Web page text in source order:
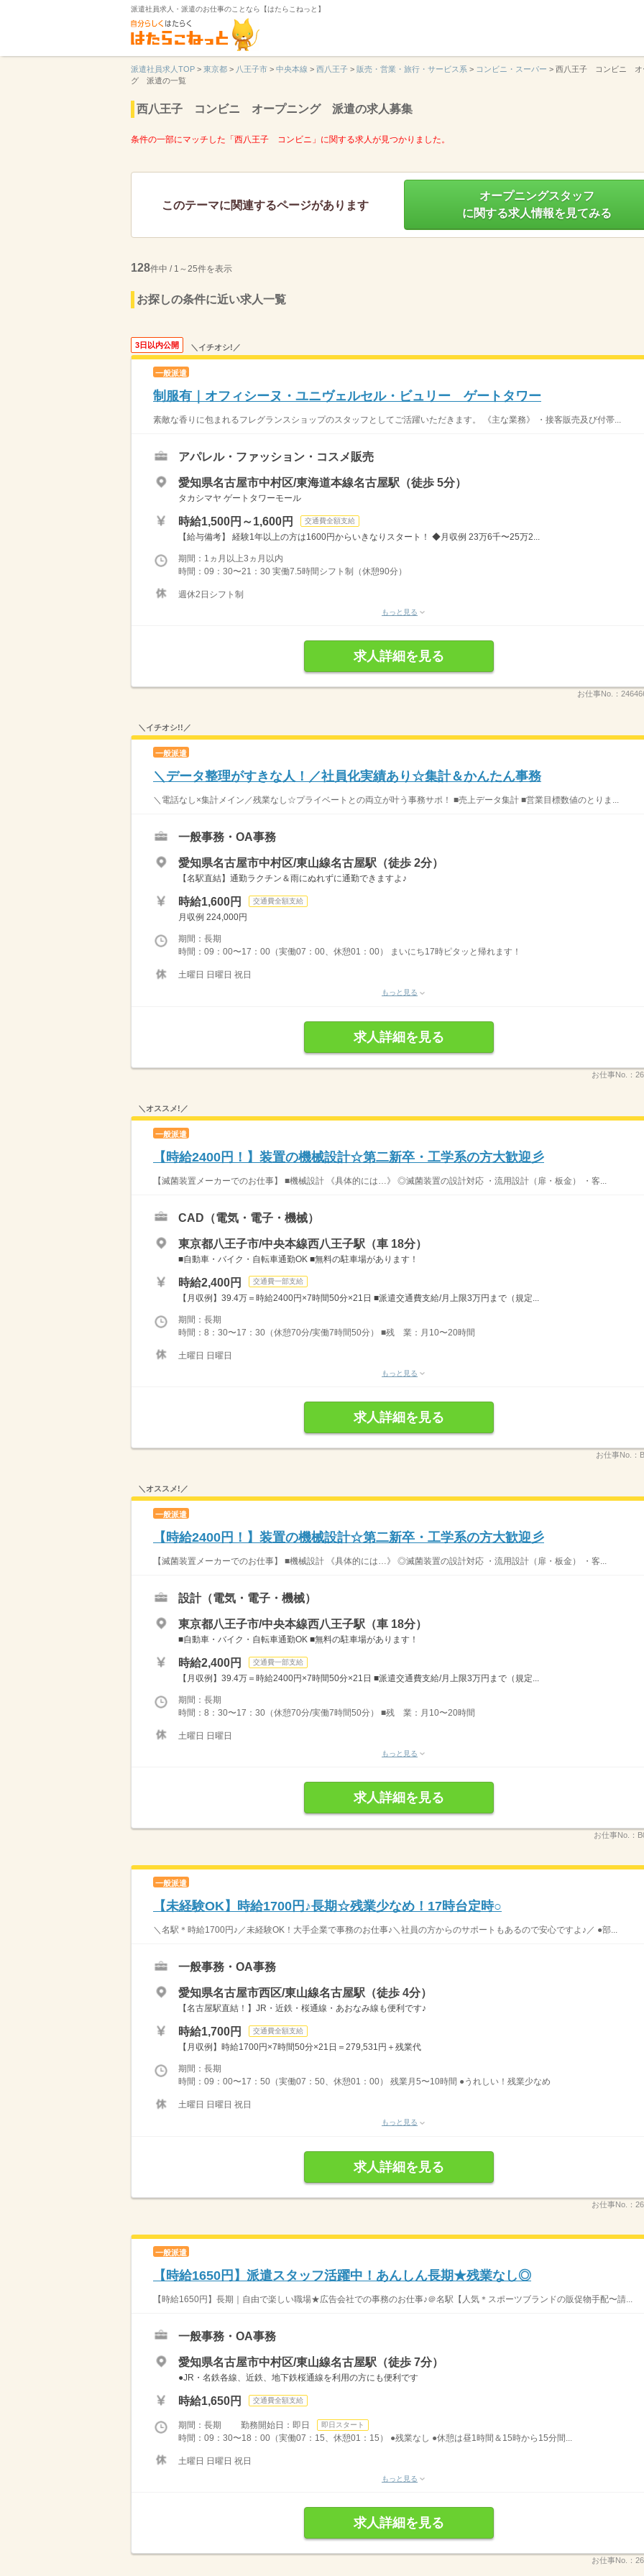
派遣社員求人・派遣のお仕事のことなら【はたらこねっと】
派遣社員求人TOP > 東京都 > 八王子市 > 中央本線 > 西八王子 > 販売・営業・旅行・サービス系 > コンビニ・スーパー > 西八王子 コンビニ オ
グ 派遣の一覧
西八王子 コンビニ オープニング 派遣の求人募集
条件の一部にマッチした「西八王子 コンビニ」に関する求人が見つかりました。
このテーマに関連するページがあります
オープニングスタッフ
に関する求人情報を見てみる
128件中 / 1～25件を表示
お探しの条件に近い求人一覧
3日以内公開 ＼イチオシ!／
一般派遣
制服有｜オフィシーヌ・ユニヴェルセル・ビュリー ゲートタワー
素敵な香りに包まれるフレグランスショップのスタッフとしてご活躍いただきます。 《主な業務》 ・接客販売及び付帯...
アパレル・ファッション・コスメ販売
愛知県名古屋市中村区/東海道本線名古屋駅（徒歩 5分）
タカシマヤ ゲートタワーモール
時給1,500円～1,600円 交通費全額支給
【給与備考】 経験1年以上の方は1600円からいきなりスタート！ ◆月収例 23万6千〜25万2...
期間：1ヵ月以上3ヵ月以内
時間：09：30〜21：30 実働7.5時間シフト制（休憩90分）
週休2日シフト制
もっと見る
求人詳細を見る
お仕事No.：
＼イチオシ!!／
一般派遣
＼データ整理がすきな人！／社員化実績あり☆集計＆かんたん事務
＼電話なし×集計メイン／残業なし☆プライベートとの両立が叶う事務サポ！ ■売上データ集計 ■営業目標数値のとりま...
一般事務・OA事務
愛知県名古屋市中村区/東山線名古屋駅（徒歩 2分）
【名駅直結】通勤ラクチン＆雨にぬれずに通勤できますよ♪
時給1,600円 交通費全額支給
月収例 224,000円
期間：長期
時間：09：00〜17：00（実働07：00、休憩01：00） まいにち17時ピタッと帰れます！
土曜日 日曜日 祝日
もっと見る
求人詳細を見る
お仕事No.：
＼オススメ!／
一般派遣
【時給2400円！】装置の機械設計☆第二新卒・工学系の方大歓迎彡
【滅菌装置メーカーでのお仕事】 ■機械設計 《具体的には…》 ◎滅菌装置の設計対応 ・流用設計（扉・板金） ・客...
CAD（電気・電子・機械）
東京都八王子市/中央本線西八王子駅（車 18分）
■自動車・バイク・自転車通勤OK ■無料の駐車場があります！
時給2,400円 交通費一部支給
【月収例】39.4万＝時給2400円×7時間50分×21日 ■派遣交通費支給/月上限3万円まで（規定...
期間：長期
時間：8：30〜17：30（休憩70分/実働7時間50分） ■残 業：月10〜20時間
土曜日 日曜日
もっと見る
求人詳細を見る
お仕事No.：
＼オススメ!／
一般派遣
【時給2400円！】装置の機械設計☆第二新卒・工学系の方大歓迎彡
【滅菌装置メーカーでのお仕事】 ■機械設計 《具体的には…》 ◎滅菌装置の設計対応 ・流用設計（扉・板金） ・客...
設計（電気・電子・機械）
東京都八王子市/中央本線西八王子駅（車 18分）
■自動車・バイク・自転車通勤OK ■無料の駐車場があります！
時給2,400円 交通費一部支給
【月収例】39.4万＝時給2400円×7時間50分×21日 ■派遣交通費支給/月上限3万円まで（規定...
期間：長期
時間：8：30〜17：30（休憩70分/実働7時間50分） ■残 業：月10〜20時間
土曜日 日曜日
もっと見る
求人詳細を見る
お仕事No.：
一般派遣
【未経験OK】時給1700円♪長期☆残業少なめ！17時台定時○
＼名駅＊時給1700円♪／未経験OK！大手企業で事務のお仕事♪＼社員の方からのサポートもあるので安心ですよ♪／ ●部...
一般事務・OA事務
愛知県名古屋市西区/東山線名古屋駅（徒歩 4分）
【名古屋駅直結！】JR・近鉄・桜通線・あおなみ線も便利です♪
時給1,700円 交通費全額支給
【月収例】時給1700円×7時間50分×21日＝279,531円＋残業代
期間：長期
時間：09：00〜17：50（実働07：50、休憩01：00） 残業月5〜10時間 ●うれしい！残業少なめ
土曜日 日曜日 祝日
もっと見る
求人詳細を見る
お仕事No.：
一般派遣
【時給1650円】派遣スタッフ活躍中！あんしん長期★残業なし◎
【時給1650円】長期｜自由で楽しい職場★広告会社での事務のお仕事♪＠名駅【人気＊スポーツブランドの販促物手配〜請...
一般事務・OA事務
愛知県名古屋市中村区/東山線名古屋駅（徒歩 7分）
●JR・名鉄各線、近鉄、地下鉄桜通線を利用の方にも便利です
時給1,650円 交通費全額支給
期間：長期 勤務開始日：即日 即日スタート
時間：09：30〜18：00（実働07：15、休憩01：15） ●残業なし ●休憩は昼1時間＆15時から15分間...
土曜日 日曜日 祝日
もっと見る
求人詳細を見る
お仕事No.：